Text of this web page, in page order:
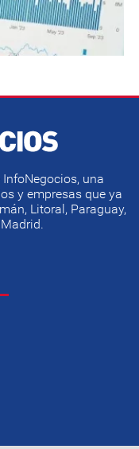
una
y empresas que ya
Litoral, Paraguay,